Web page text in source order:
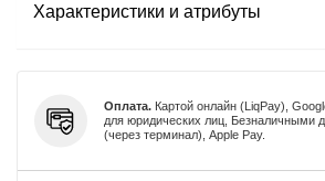
Характеристики и атрибуты
Оплата. Картой онлайн (LiqPay),
для юридических лиц, Безналичными
(через терминал), Apple Pay.